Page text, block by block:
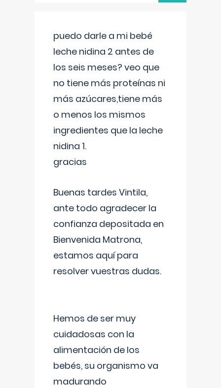
puedo darle a mi bebé
leche nidina 2 antes de
los seis meses? veo que
no tiene más proteínas ni
más azúcares,tiene más
o menos los mismos
ingredientes que la leche
nidina 1.
gracias
Buenas tardes Vintila,
ante todo agradecer la
confianza depositada en
Bienvenida Matrona,
estamos aquí para
resolver vuestras dudas.
Hemos de ser muy
cuidadosas con la
alimentación de los
bebés, su organismo va
madurando